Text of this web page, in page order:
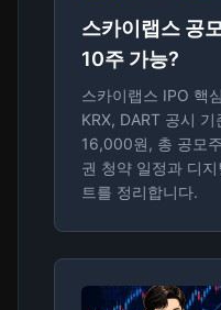
스카이랩스 공
10주 가능?
스카이랩스 IPO 핵
KRX, DART 공시
16,000원, 총 공모
권 청약 일정과 디
트를 정리합니다.